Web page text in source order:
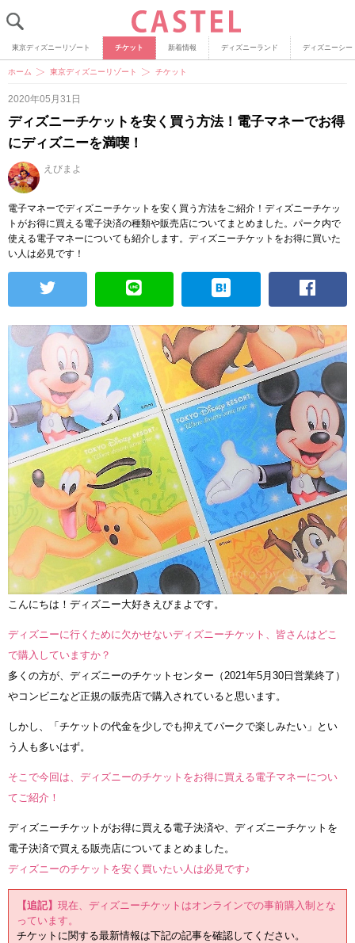
東京ディズニーリゾート チケット 新着情報 ディズニーランド ディズニーシー
ホーム 東京ディズニーリゾート チケット
2020年05月31日
ディズニーチケットを安く買う方法！電子マネーでお得
にディズニーを満喫！
えびまよ
電子マネーでディズニーチケットを安く買う方法をご紹介！ディズニーチケッ
トがお得に買える電子決済の種類や販売店についてまとめました。パーク内で
使える電子マネーについても紹介します。ディズニーチケットをお得に買いた
い人は必見です！
こんにちは！ディズニー大好きえびまよです。
ディズニーに行くために欠かせないディズニーチケット、皆さんはどこ
で購入していますか？
多くの方が、ディズニーのチケットセンター（2021年5月30日営業終了）
やコンビニなど正規の販売店で購入されていると思います。
しかし、「チケットの代金を少しでも抑えてパークで楽しみたい」とい
う人も多いはず。
そこで今回は、ディズニーのチケットをお得に買える電子マネーについ
てご紹介！
ディズニーチケットがお得に買える電子決済や、ディズニーチケットを
電子決済で買える販売店についてまとめました。
ディズニーのチケットを安く買いたい人は必見です♪
【追記】 現在、ディズニーチケットはオンラインでの事前購入制とな
っています。
チケットに関する最新情報は下記の記事を確認してください。